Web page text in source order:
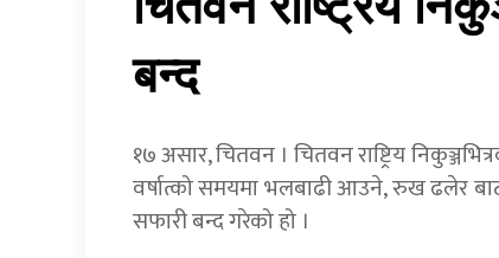
बन्द
१७ असार, चितवन । चितवन राष्ट्रिय
वर्षात्को समयमा भलबाढी आउने, रुख ढलेर
सफारी बन्द गरेको हो ।